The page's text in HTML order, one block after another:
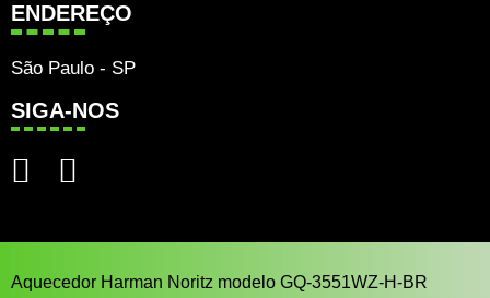
ENDEREÇO
São Paulo - SP
SIGA-NOS
Aquecedor Harman Noritz modelo GQ-3551WZ-H-BR